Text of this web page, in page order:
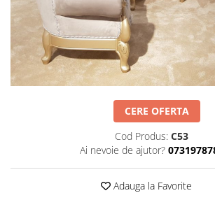
Scaune terasa
Seturi Terasa
Sezlonguri si Baldachine
Scaune
CERE OFERTA
Cod Produs: C53
Ai nevoie de ajutor?
Adauga la Favorite